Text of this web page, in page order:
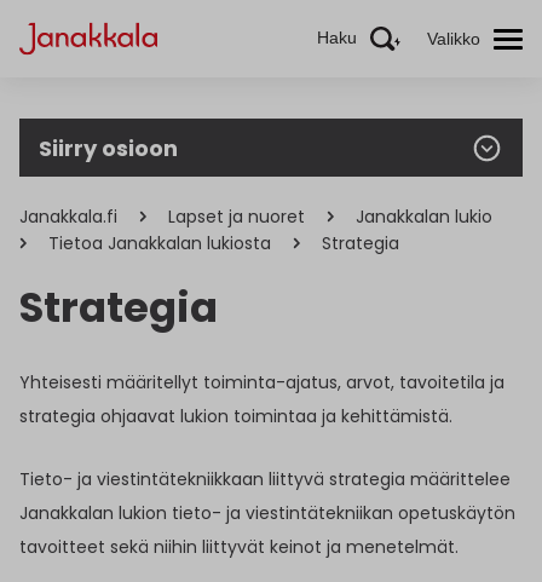
Haku Valikko
Siirry osioon
Janakkala.fi Lapset ja nuoret
Janakkalan lukio
Tietoa Janakkalan lukiosta
Strategia
Strategia
Yhteisesti määritellyt toiminta-ajatus, arvot, tavoitetila ja
strategia ohjaavat lukion toimintaa ja kehittämistä.
Tieto- ja viestintätekniikkaan liittyvä strategia määrittelee
Janakkalan lukion tieto- ja viestintätekniikan opetuskäytön
tavoitteet sekä niihin liittyvät keinot ja menetelmät.